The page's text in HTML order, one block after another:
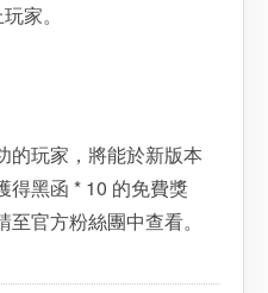
家。
玩家，將能於新版本
得黑函 * 10 的免費獎
官方粉絲團中查看。